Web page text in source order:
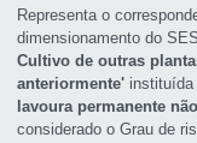
Representa o
dimensionamento do
Cultivo de outras
anteriormente'
lavoura permanente
considerado o Grau de